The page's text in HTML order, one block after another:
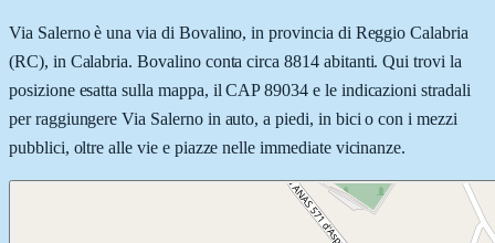
Via Salerno è una via di Bovalino, in provincia di Reggio Calabria
(RC), in Calabria. Bovalino conta circa 8814 abitanti. Qui trovi la
posizione esatta sulla mappa, il CAP 89034 e le indicazioni stradali
per raggiungere Via Salerno in auto, a piedi, in bici o con i mezzi
pubblici, oltre alle vie e piazze nelle immediate vicinanze.